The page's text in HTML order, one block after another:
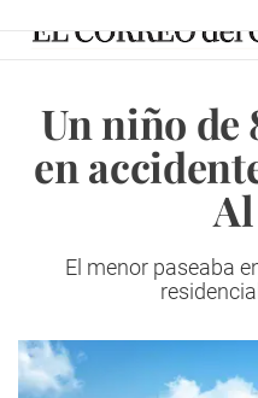
Un niño de
en
El menor paseaba